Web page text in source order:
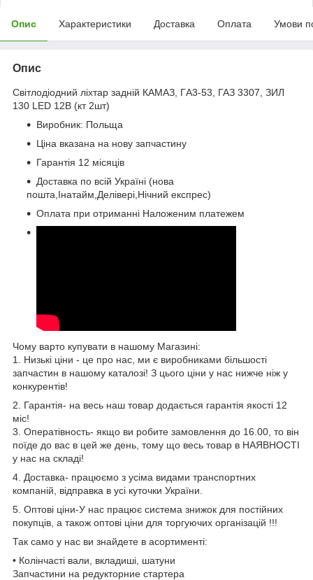
Опис Характеристики Доставка Оплата Умови
Опис
Світлодіодний ліхтар задній КАМАЗ, ГA3-53, ГАЗ 3307, ЗИЛ
130 LED 12В (кт 2шт)
Виробник: Польща
Ціна вказана на нову запчастину
Гарантія 12 місяців
Доставка по всій Україні (нова
пошта,Інатайм,Делівері,Нічний експрес)
Оплата при отриманні Наложеним платежем
Чому варто купувати в нашому Магазині:
1. Низькі ціни - це про нас, ми є виробниками більшості
запчастин в нашому каталозі! З цього ціни у нас нижче ніж у
конкурентів!
2. Гарантія- на весь наш товар додається гарантія якості 12
міс!
3. Оператівность- якщо ви робите замовлення до 16.00, то він
поїде до вас в цей же день, тому що весь товар в НАЯВНОСТІ
у нас на складі!
4. Доставка- працюємо з усіма видами транспортних
компаній, відправка в усі куточки України.
5. Оптові ціни-У нас працює система знижок для постійних
покупців, а також оптові ціни для торгуючих організацій !!!
Так само у нас ви знайдете в асортименті:
• Колінчасті вали, вкладиші, шатуни
Запчастини на редукторние стартера